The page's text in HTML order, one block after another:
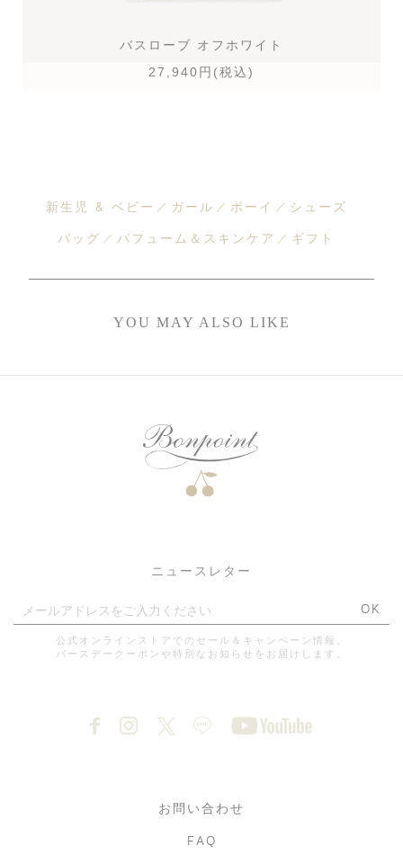
バスローブ オフホワイト
27,940円(税込)
新生児 & ベビー ガール ボーイ シューズ
バッグ パフューム＆スキンケア ギフト
YOU MAY ALSO LIKE
お問い合わせ
FAQ
ニュースレター
OK
公式オンラインストアでのセール＆キャンペーン情報、
バースデークーポンや特別なお知らせをお届けします。